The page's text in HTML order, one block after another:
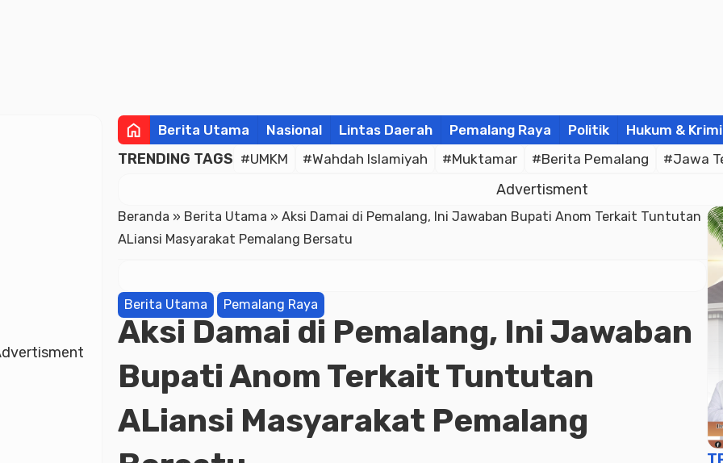
home Berita Utama Nasional Lintas Daerah Pemalang Raya Politik Hukum &
TRENDING TAGS #UMKM #Wahdah Islamiyah #Muktamar #Berita Pemalang #Jawa
Advertisment
Beranda » Berita Utama » Aksi Damai di Pemalang, Ini Jawaban Bupati Anom Terkait Tuntutan
ALiansi Masyarakat Pemalang Bersatu
Berita Utama Pemalang Raya
Aksi Damai di Pemalang, Ini Jawaban
Bupati Anom Terkait Tuntutan
ALiansi Masyarakat Pemalang